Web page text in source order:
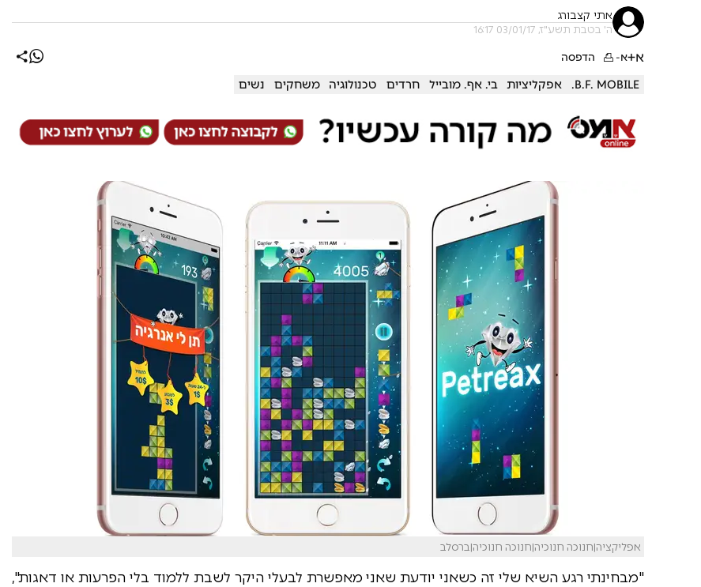
אתי קצבורג
ה' בטבת תשע"ז, 03/01/17 16:17
א+א- הדפסה
B.F. MOBILE. אפקליציות בי. אף. מובייל חרדים טכנולוגיה משחקים נשים
אפליקציה|חנוכה חנוכיה|חנוכה חנוכיה|ברסלב
"מבחינתי רגע השיא שלי זה כשאני יודעת שאני מאפשרת לבעלי היקר לשבת ללמוד בלי הפרעות או דאגות",